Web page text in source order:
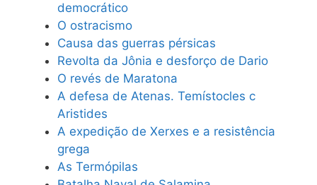
democrático
O ostracismo
Causa das guerras pérsicas
Revolta da Jônia e desforço de Dario
O revés de Maratona
A defesa de Atenas. Temístocles c
Aristides
A expedição de Xerxes e a resistência
grega
As Termópilas